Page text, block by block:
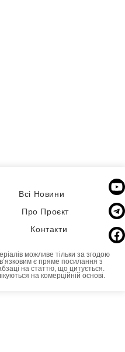
Всі Новини
Про Проєкт
Контакти
можливе тільки за згодою
є пряме посилання з
на статтю, що цитується.
на комерційній основі.